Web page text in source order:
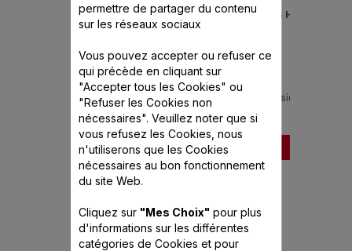
FORFAIT DE RÉPARATION FRITEUSE SANS HUILE
SEB
60,99 €
Pièces et main d'œuvre comprises avec extension de
garantie de 6 mois !
Ajouter au panier
permettre de partager du contenu
sur les réseaux sociaux
Vous pouvez accepter ou refuser ce
qui précède en cliquant sur
"Accepter tous les Cookies" ou
"Refuser les Cookies non
nécessaires". Veuillez noter que si
vous refusez les Cookies, nous
n'utiliserons que les Cookies
nécessaires au bon fonctionnement
du site Web.
Cliquez sur "Mes Choix" pour plus
d'informations sur les différentes
catégories de Cookies et pour